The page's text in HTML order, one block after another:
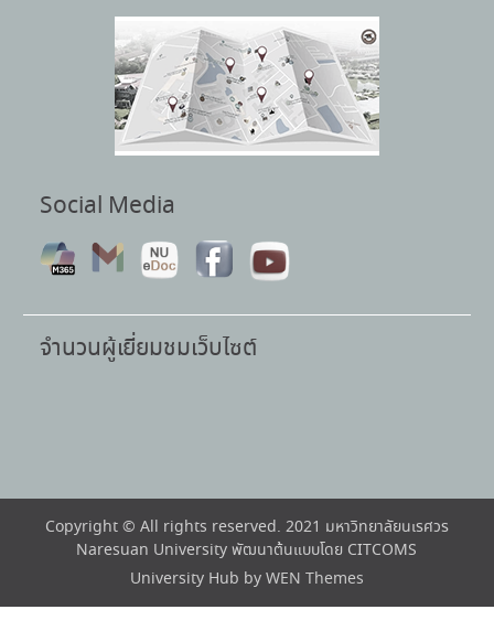
Social Media
จำนวนผู้เยี่ยมชมเว็บไซต์
Copyright © All rights reserved. 2021 มหาวิทยาลัยนเรศวร
Naresuan University พัฒนาต้นแบบโดย CITCOMS
University Hub by WEN Themes